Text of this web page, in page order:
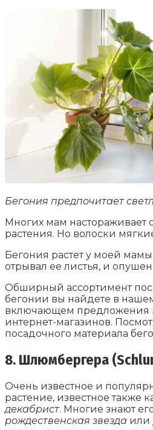
Бегония предпочитает
Многих мам настораживает
растения. Но волоски
Бегония растет у моей
отрывал ее листья, и
Обширный ассортимент
бегонии вы найдете в
включающем предложения
интернет-магазинов.
посадочного материала
8. Шлюмбергера
Очень известное и
растение, известное также
декабрист. Многие знают
рождественская звезда или